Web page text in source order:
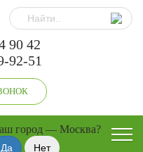
90 42
92-51
город — Москва?